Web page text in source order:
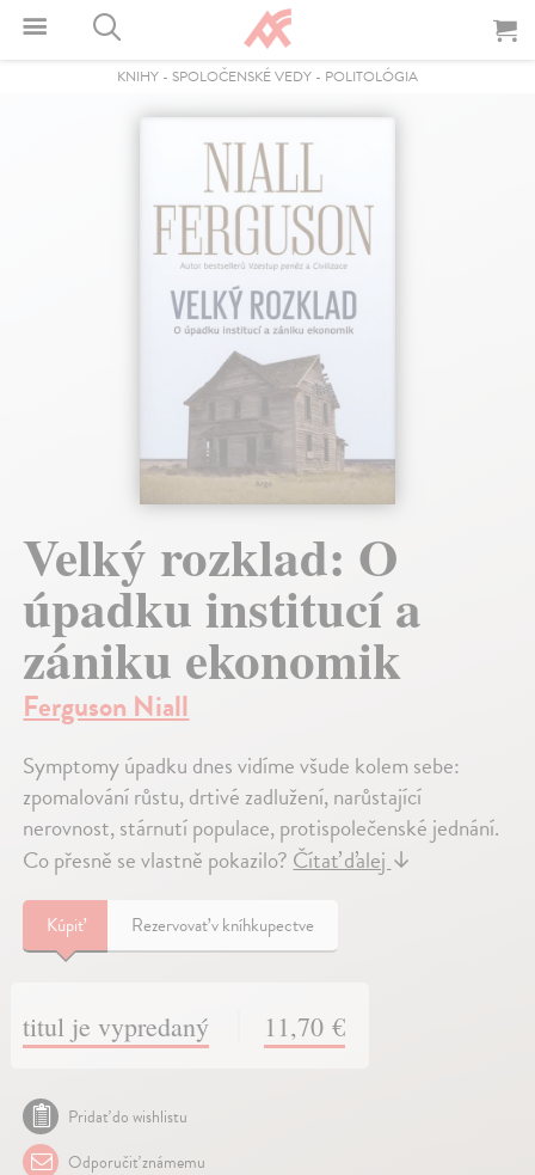
KNIHY - SPOLOČENSKÉ VEDY - POLITOLÓGIA
Velký rozklad: O
úpadku institucí a
zániku ekonomik
Ferguson Niall
Symptomy úpadku dnes vidíme všude kolem sebe:
zpomalování růstu, drtivé zadlužení, narůstající
nerovnost, stárnutí populace, protispolečenské jednání.
Co přesně se vlastně pokazilo?Čítať ďalej↓
Kúpiť Rezervovať v kníhkupectve
titul je vypredaný 11,70 €
Pridať do wishlistu
Odporučiť známemu